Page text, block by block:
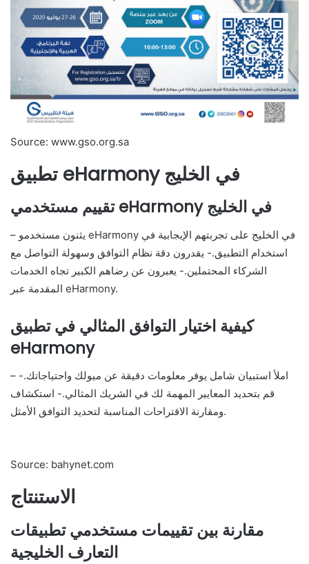
Source: www.gso.org.sa
تطبيق eHarmony في الخليج
تقييم مستخدمي eHarmony في الخليج
– يثنون مستخدمو eHarmony في الخليج على تجربتهم الإيجابية في
استخدام التطبيق.- يقدرون دقة نظام التوافق وسهولة التواصل مع
الشركاء المحتملين.- يعبرون عن رضاهم الكبير تجاه الخدمات
المقدمة عبر eHarmony.
كيفية اختيار التوافق المثالي في تطبيق
eHarmony
– املأ استبيان شامل يوفر معلومات دقيقة عن ميولك واحتياجاتك.-
قم بتحديد المعايير المهمة لك في الشريك المثالي.- استكشاف
ومقارنة الاقتراحات المناسبة لتحديد التوافق الأمثل.
Source: bahynet.com
الاستنتاج
مقارنة بين تقييمات مستخدمي تطبيقات
التعارف الخليجية